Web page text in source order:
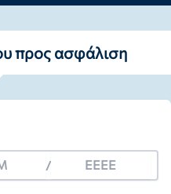
προς ασφάλιση
/